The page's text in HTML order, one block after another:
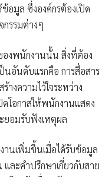
อมูล ซึ่งองค์กรต้องเปิด
รรมต่างๆ
องพนักงานนั้น สิ่งที่ต้อง
นอันดับแรกคือ การสื่อสาร
งความไว้ใจระหว่าง
ดโอกาสให้พนักงานแสดง
ยอมรับฟังเหตุผล
านเพิ่มขึ้นเมื่อได้รับข้อมูล
ละคำปรึกษาเกี่ยวกับสาย